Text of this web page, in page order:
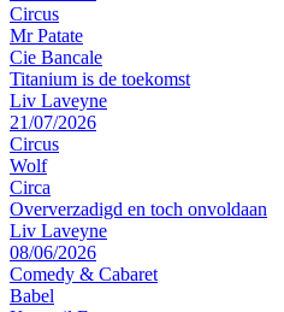
Circus
Mr Patate
Cie Bancale
Titanium is de toekomst
Liv Laveyne
21/07/2026
Circus
Wolf
Circa
Oververzadigd en toch onvoldaan
Liv Laveyne
08/06/2026
Comedy & Cabaret
Babel